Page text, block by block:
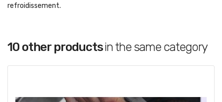
refroidissement.
10 other productsin the same category